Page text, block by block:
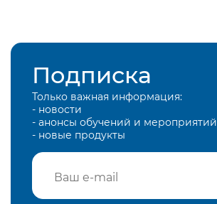
Подписка
Только важная информация:
- новости
- анонсы обучений и мероприятий
- новые продукты